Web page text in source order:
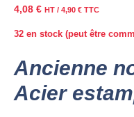
4,08 € HT / 4,90 € TTC
32 en stock (peut être
Ancienne
Acier